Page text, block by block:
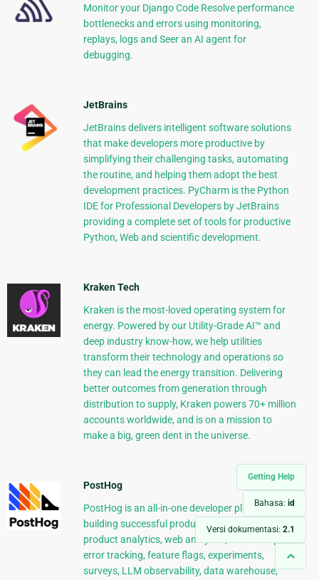
Getting Help
Bahasa: id
Versi dokumentasi: 2.1
Monitor your Django Code Resolve performance
bottlenecks and errors using monitoring,
replays, logs and Seer an AI agent for
debugging.
JetBrains
JetBrains delivers intelligent software solutions
that make developers more productive by
simplifying their challenging tasks, automating
the routine, and helping them adopt the best
development practices. PyCharm is the Python
IDE for Professional Developers by JetBrains
providing a complete set of tools for productive
Python, Web and scientific development.
Kraken Tech
Kraken is the most-loved operating system for
energy. Powered by our Utility-Grade AI™ and
deep industry know-how, we help utilities
transform their technology and operations so
they can lead the energy transition. Delivering
better outcomes from generation through
distribution to supply, Kraken powers 70+ million
accounts worldwide, and is on a mission to
make a big, green dent in the universe.
PostHog
PostHog is an all-in-one developer platform for
building successful products. We provide
product analytics, web analytics, session replay,
error tracking, feature flags, experiments,
surveys, LLM observability, data warehouse,